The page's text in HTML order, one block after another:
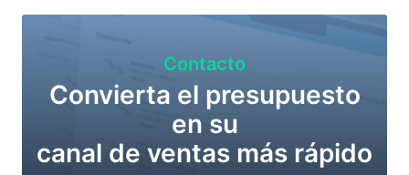
Contacto
Convierta el presupuesto
en su
canal de ventas más rápido